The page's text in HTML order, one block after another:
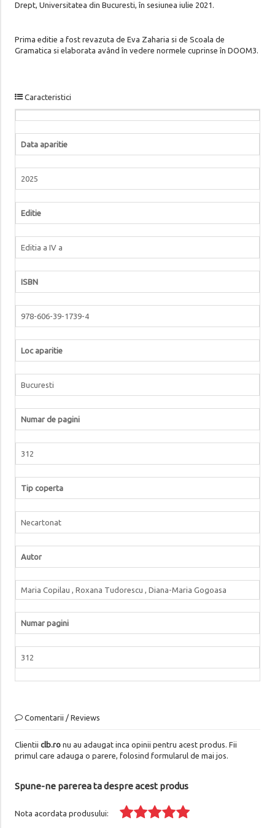
Drept, Universitatea din Bucuresti, în sesiunea iulie 2021.
Prima editie a fost revazuta de Eva Zaharia si de Scoala de
Gramatica si elaborata având în vedere normele cuprinse în DOOM3.
Caracteristici
Data aparitie
2025
Editie
Editia a IV a
ISBN
978-606-39-1739-4
Loc aparitie
Bucuresti
Numar de pagini
312
Tip coperta
Necartonat
Autor
Maria Copilau , Roxana Tudorescu , Diana-Maria Gogoasa
Numar pagini
312
Comentarii / Reviews
Clientii clb.ronu au adaugat inca opinii pentru acest produs. Fii
primul care adauga o parere, folosind formularul de mai jos.
Spune-ne parerea ta despre acest produs
Nota acordata produsului: